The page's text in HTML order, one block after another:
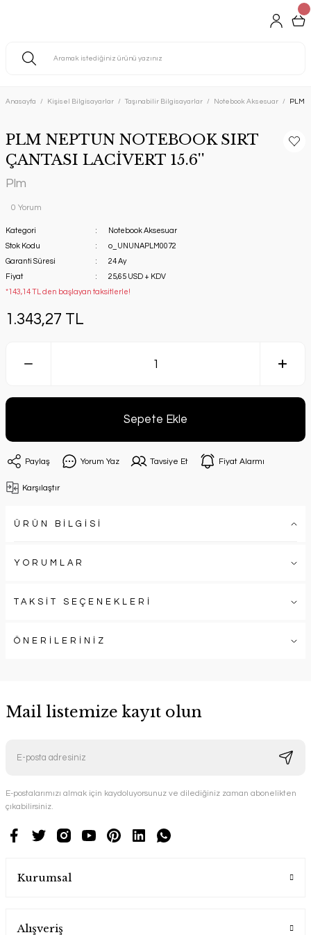
Anasayfa Kişisel Bilgisayarlar Taşınabilir Bilgisayarlar Notebook Aksesuar PLM
PLM NEPTUN NOTEBOOK SIRT
ÇANTASI LACİVERT 15.6''
Plm
0 Yorum
Kategori
Notebook Aksesuar
Stok Kodu
o_UNUNAPLM0072
Garanti Süresi
24 Ay
Fiyat
25,65 USD + KDV
*143,14 TL den başlayan taksitlerle!
1.343,27 TL
Sepete Ekle
Paylaş Yorum Yaz Tavsiye Et Fiyat Alarmı
Karşılaştır
ÜRÜN BİLGİSİ
YORUMLAR
TAKSİT SEÇENEKLERİ
ÖNERİLERİNİZ
Mail listemize kayıt olun
E-postalarımızı almak için kaydoluyorsunuz ve dilediğiniz zaman abonelikten
çıkabilirsiniz.
Kurumsal
Alışveriş